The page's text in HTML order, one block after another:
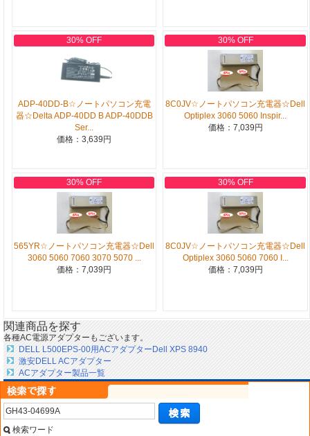
30% OFF
ADP-40DD-B☆ノートパソコン充電
器☆Delta ADP-40DD B ADP-40DDB
Ser...
価格：3,639円
30% OFF
8C0JV☆ノートパソコン充電器☆Dell
Optiplex 3060 5060 Inspir...
価格：7,039円
30% OFF
565YR☆ノートパソコン充電器☆Dell
3060 5060 7060 3070 5070 ...
価格：7,039円
30% OFF
8C0JV☆ノートパソコン充電器☆Dell
Optiplex 3060 5060 7060 I...
価格：7,039円
関連商品を探す
各種AC電源アダプターもございます。
DELL L500EPS-00用ACアダプターDell XPS 8940
激安DELL ACアダプター
ACアダプター製品一覧
検索ワード